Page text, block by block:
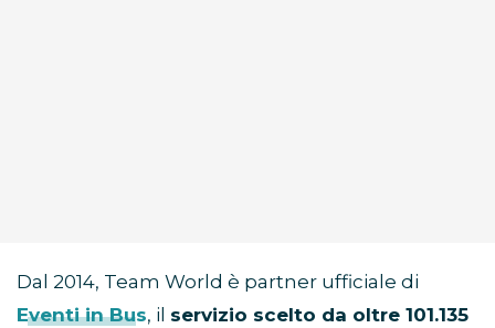
Dal 2014, Team World è partner ufficiale di
Eventi in Bus, il servizio scelto da oltre 101.135